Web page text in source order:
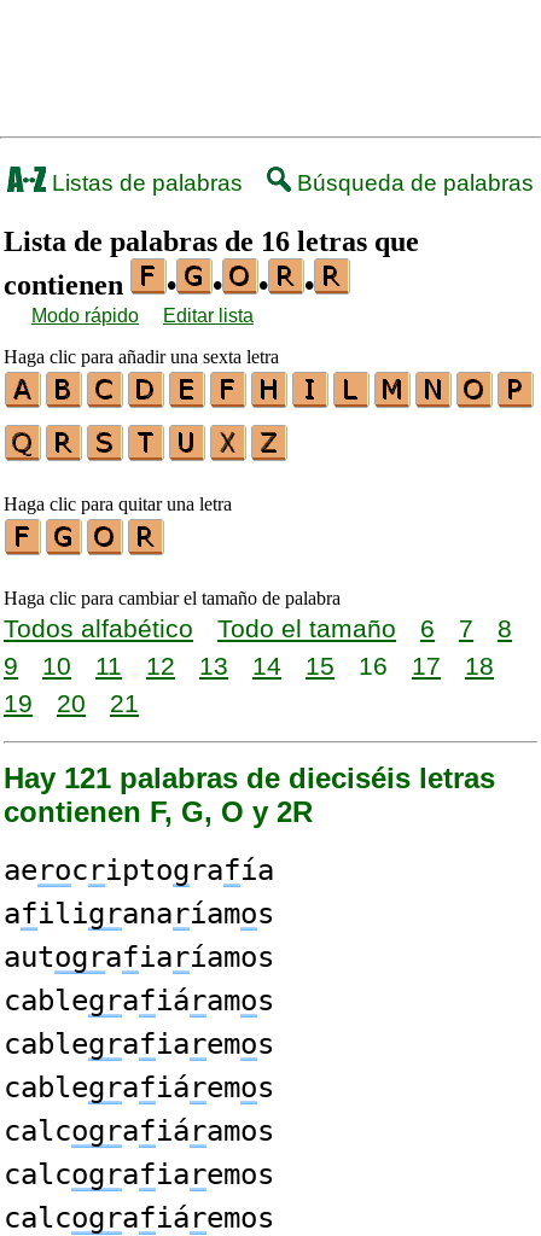
Listas de palabras Búsqueda de palabras
Lista de palabras de 16 letras que
contienen
• • • •
Modo rápido
Editar lista
Haga clic para añadir una sexta letra
Haga clic para quitar una letra
Haga clic para cambiar el tamaño de palabra
Todos alfabético Todo el tamaño 6 7
8
9
10 11 12 13 14 15 16 17
18
19
20 21
Hay 121 palabras de dieciséis letras
contienen F, G, O y 2R
aerocriptografía
afiligranaríamos
autografiaríamos
cablegrafiáramos
cablegrafiaremos
cablegrafiáremos
calcografiáramos
calcografiaremos
calcografiáremos